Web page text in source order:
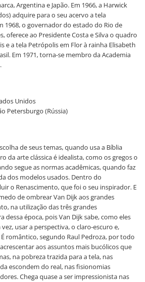
Argentina e Japão. Em 1966, a Harwick
adquire para o seu acervo a tela
1968, o governador do estado do Rio de
oferece ao Presidente Costa e Silva o quadro
e a tela Petrópolis em Flor à rainha Elisabeth
Em 1971, torna-se membro da Academia
Unidos
Petersburgo (Rússia)
de seus temas, quando usa a Bíblia
da arte clássica é idealista, como os gregos o
segue as normas acadêmicas, quando faz
dos modelos usados. Dentro do
o Renascimento, que foi o seu inspirador. E
de ombrear Van Dijk aos grandes
na utilização das três grandes
dessa época, pois Van Dijk sabe, como eles
usar a perspectiva, o claro-escuro e,
romântico, segundo Raul Pedroza, por todo
aos assuntos mais bucólicos que
na pobreza trazida para a tela, nas
escondem do real, nas fisionomias
Chega quase a ser impressionista nas